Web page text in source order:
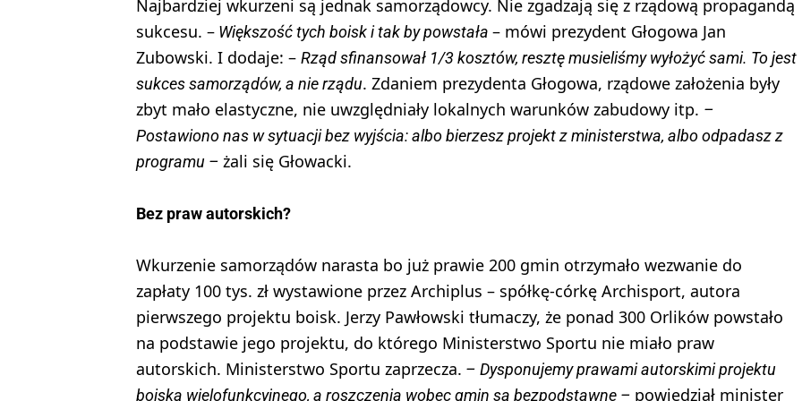
Najbardziej wkurzeni są jednak samorządowcy. Nie zgadzają się z rządową propagandą
sukcesu. – Większość tych boisk i tak by powstała – mówi prezydent Głogowa Jan
Zubowski. I dodaje: – Rząd sfinansował 1/3 kosztów, resztę musieliśmy wyłożyć sami. To jest
sukces samorządów, a nie rządu. Zdaniem prezydenta Głogowa, rządowe założenia były
zbyt mało elastyczne, nie uwzględniały lokalnych warunków zabudowy itp. –
Postawiono nas w sytuacji bez wyjścia: albo bierzesz projekt z ministerstwa, albo odpadasz z
programu – żali się Głowacki.
Bez praw autorskich?
Wkurzenie samorządów narasta bo już prawie 200 gmin otrzymało wezwanie do
zapłaty 100 tys. zł wystawione przez Archiplus – spółkę-córkę Archisport, autora
pierwszego projektu boisk. Jerzy Pawłowski tłumaczy, że ponad 300 Orlików powstało
na podstawie jego projektu, do którego Ministerstwo Sportu nie miało praw
autorskich. Ministerstwo Sportu zaprzecza. – Dysponujemy prawami autorskimi projektu
boiska wielofunkcyjnego, a roszczenia wobec gmin są bezpodstawne – powiedział minister